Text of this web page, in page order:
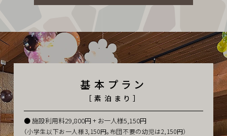
基本プラン
［素泊まり］
施設利用料29,800円 + お一人様5,150円
（小学生以下お一人様3,150円。布団不要の幼児は2,150円）